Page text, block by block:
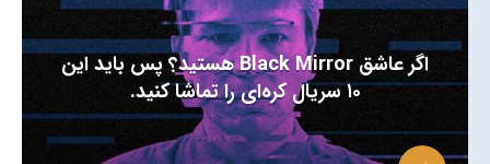
اگر عاشق Black Mirror هستید؟ پس باید این
۱۰ سریال کره‌ای را تماشا کنید.